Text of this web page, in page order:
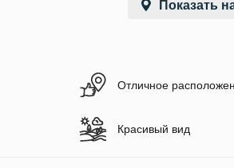
Показать
Отличное
Красивый вид